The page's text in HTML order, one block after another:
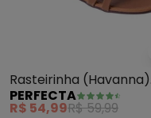
Rasteirinha (Havanna)
em Sintético
PERFECTA
R$ 54,99R$ 59,99